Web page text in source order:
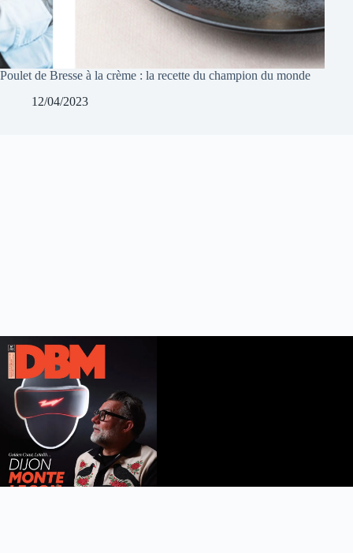
Poulet de Bresse à la crème : la recette du champion du monde
12/04/2023